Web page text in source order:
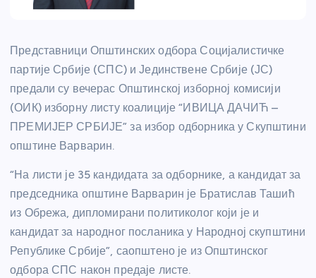
Представници Општинских одбора Социјалистичке
партије Србије (СПС) и Јединствене Србије (ЈС)
предали су вечерас Општинској изборној комисији
(ОИК) изборну листу коалиције “ИВИЦА ДАЧИЋ –
ПРЕМИЈЕР СРБИЈЕ” за избор одборника у Скупштини
општине Варварин.
“На листи је 35 кандидата за одборнике, а кандидат за
председника општине Варварин је Братислав Ташић
из Обрежа, дипломирани политиколог који је и
кандидат за народног посланика у Народној скупштини
Републике Србије”, саопштено је из Општинског
одбора СПС након предаје листе.